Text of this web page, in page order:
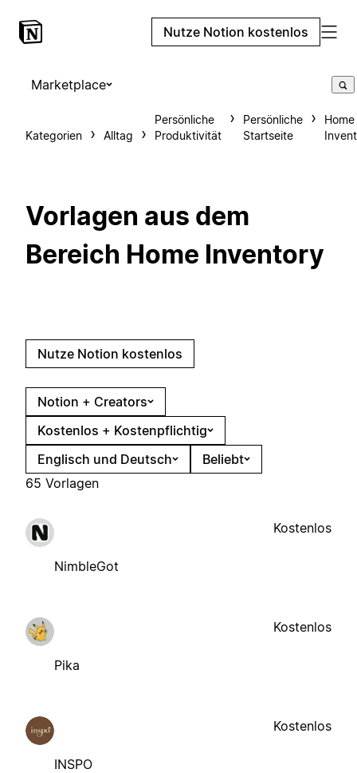
Nutze Notion kostenlos
Marketplace
Kategorien Alltag
Persönliche
Produktivität
Persönliche
Startseite
Home
Vorlagen aus dem
Bereich Home Inventory
Nutze Notion kostenlos
Notion + Creators
Kostenlos + Kostenpflichtig
Englisch und Deutsch
Beliebt
65 Vorlagen
NimbleGot
Kostenlos
Pika
Kostenlos
INSPO
Kostenlos